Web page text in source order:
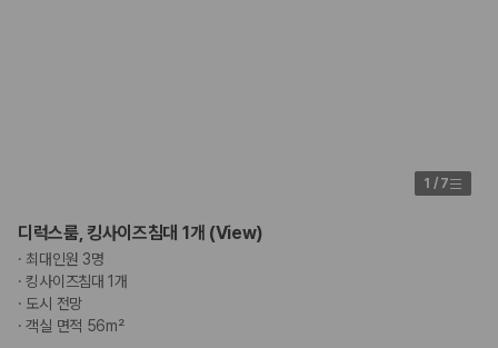
제주렌트카 보험까지 비교해야 진짜 가격비교입
니다
동일한 차량이라도 보험 조건에 따라 실제 부담 금액이 달라질 수 있습니
다. 카모아는 제주 렌트카 가격뿐 아니라 일반자차, 완전자차, 슈퍼자차 조
1 / 7
디럭스룸, 킹사이즈침대 1개 (View)
· 최대인원 3명
·킹사이즈침대 1개
· 도시 전망
·객실 면적 56m²